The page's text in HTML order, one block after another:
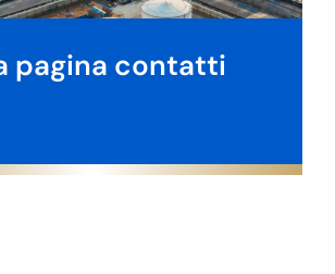
pagina contatti